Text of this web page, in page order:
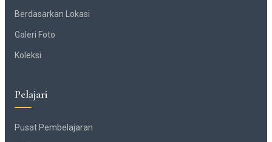
Berdasarkan Lokasi
Galeri Foto
Koleksi
Pelajari
Pusat Pembelajaran